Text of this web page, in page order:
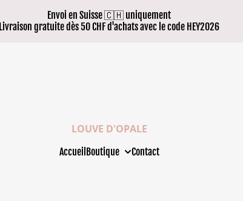
Envoi en Suisse 🇨🇭 uniquement
Livraison gratuite dès 50 CHF d'achats avec le code HEY2026
LOUVE D'OPALE
Accueil Boutique Contact